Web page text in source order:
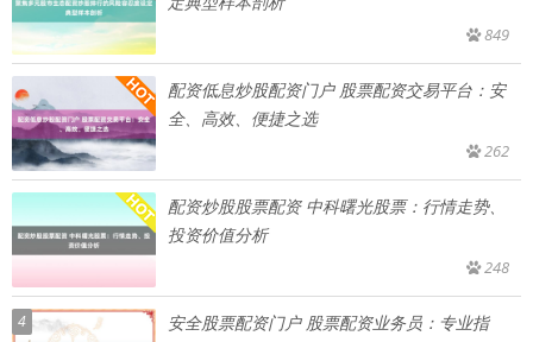
849
配资低息炒股配资门户 股票配资交易平台：安
全、高效、便捷之选
262
配资炒股股票配资 中科曙光股票：行情走势、
投资价值分析
248
4
安全股票配资门户 股票配资业务员：专业指